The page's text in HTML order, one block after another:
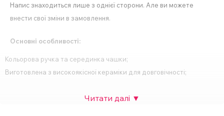
Напис знаходиться лише з однієї сторони. Але ви можете
внести свої зміни в замовлення.
Основні особливості:
Кольорова ручка та серединка чашки;
Виготовлена з високоякісної кераміки для довговічності;
Спосіб нанесення напису – сублімація;